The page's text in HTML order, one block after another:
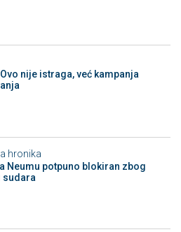
nije istraga, već kampanja
hronika
Neumu potpuno blokiran zbog
sudara